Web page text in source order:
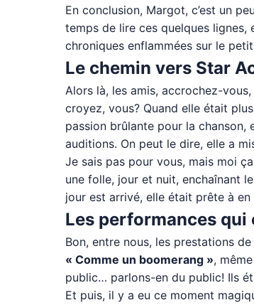
En conclusion, Margot, c’est un
temps de lire ces quelques lignes,
chroniques enflammées sur le
Le chemin vers Star
Alors là, les amis, accrochez-vous,
croyez, vous? Quand elle était
passion brûlante pour la chanson,
auditions. On peut le dire, elle a
Je sais pas pour vous, mais moi
une folle, jour et nuit, enchaînant
jour est arrivé, elle était prête à
Les performances
Bon, entre nous, les prestations
« Comme un boomerang »,
public… parlons-en du public! Ils
Et puis, il y a eu ce moment